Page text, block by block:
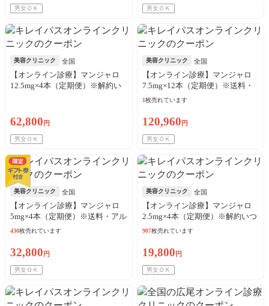
男女ＯＫ 男女ＯＫ
美容クリニック 全国
【オンライン診療】マンジャロ
12.5mg×4本（定期便）※解約い
62,800 円
男女ＯＫ
美容クリニック 全国
【オンライン診療】マンジャロ
7.5mg×12本（定期便）※送料・
アルコール綿・診察料込
1枚売れています
120,960 円
男女ＯＫ
美容クリニック 全国
【オンライン診療】マンジャロ
5mg×4本（定期便）※送料・アル
コール綿・診察料込
430枚売れています
32,800 円
男女ＯＫ
美容クリニック 全国
【オンライン診療】マンジャロ
2.5mg×4本（定期便）※解約いつ
でも可能！
907枚売れています
19,800 円
男女ＯＫ